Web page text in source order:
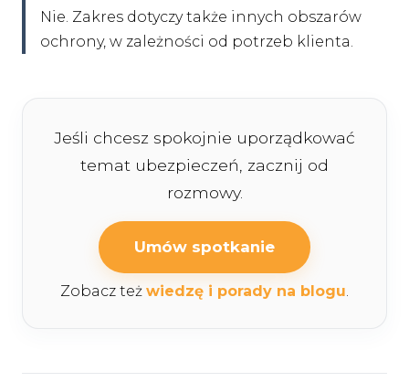
Nie. Zakres dotyczy także innych obszarów
ochrony, w zależności od potrzeb klienta.
Jeśli chcesz spokojnie uporządkować
temat ubezpieczeń, zacznij od
rozmowy.
Umów spotkanie
Zobacz też wiedzę i porady na blogu.